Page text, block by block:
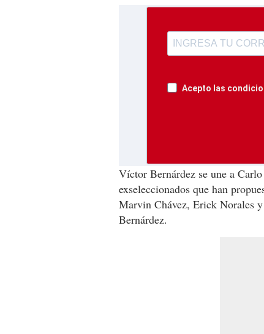
Acepto las
Víctor Bernárdez se une a
exseleccionados que han
Marvin Chávez, Erick Norales
Bernárdez.